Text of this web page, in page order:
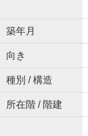
築年月
向き
種別 / 構造
所在階 / 階建